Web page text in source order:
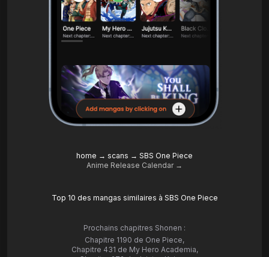
home → scans → SBS One Piece
Anime Release Calendar →
Top 10 des mangas similaires à SBS One Piece
Prochains chapitres Shonen :
Chapitre 1190 de One Piece,
Chapitre 431 de My Hero Academia,